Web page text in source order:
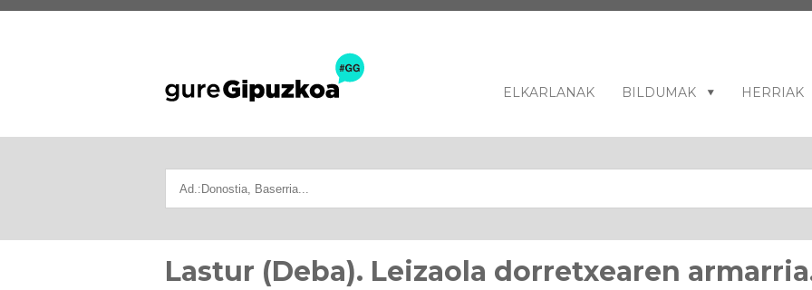
ELKARLANAK BILDUMAK HERRIAK
Lastur (Deba). Leizaola dorretxearen